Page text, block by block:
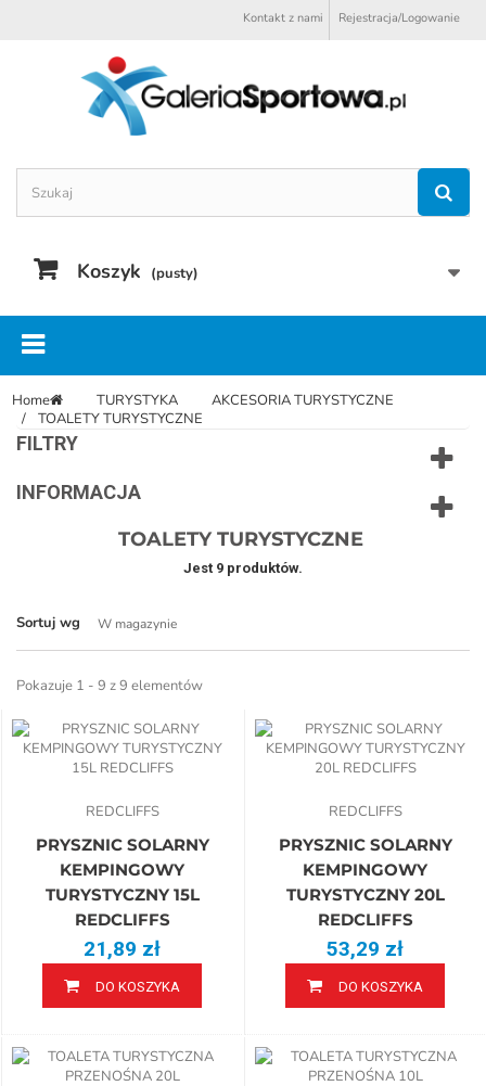
Rejestracja/Logowanie
Kontakt z nami
Koszyk (pusty)
Home TURYSTYKA
AKCESORIA TURYSTYCZNE
TOALETY TURYSTYCZNE
FILTRY
INFORMACJA
TOALETY TURYSTYCZNE
Jest 9 produktów.
Sortuj wg W magazynie
Pokazuje 1 - 9 z 9 elementów
REDCLIFFS
PRYSZNIC SOLARNY
KEMPINGOWY
TURYSTYCZNY 15L
REDCLIFFS
21,89 zł
DO KOSZYKA
REDCLIFFS
PRYSZNIC SOLARNY
KEMPINGOWY
TURYSTYCZNY 20L
REDCLIFFS
53,29 zł
DO KOSZYKA